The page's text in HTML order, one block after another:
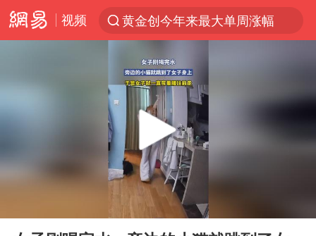
视频
黄金创今年来最大单周涨幅
台风白海豚闭眼意味着什么
峰哥实名举报汪海林偷税漏税
金饰克价一夜涨回1300元
Play